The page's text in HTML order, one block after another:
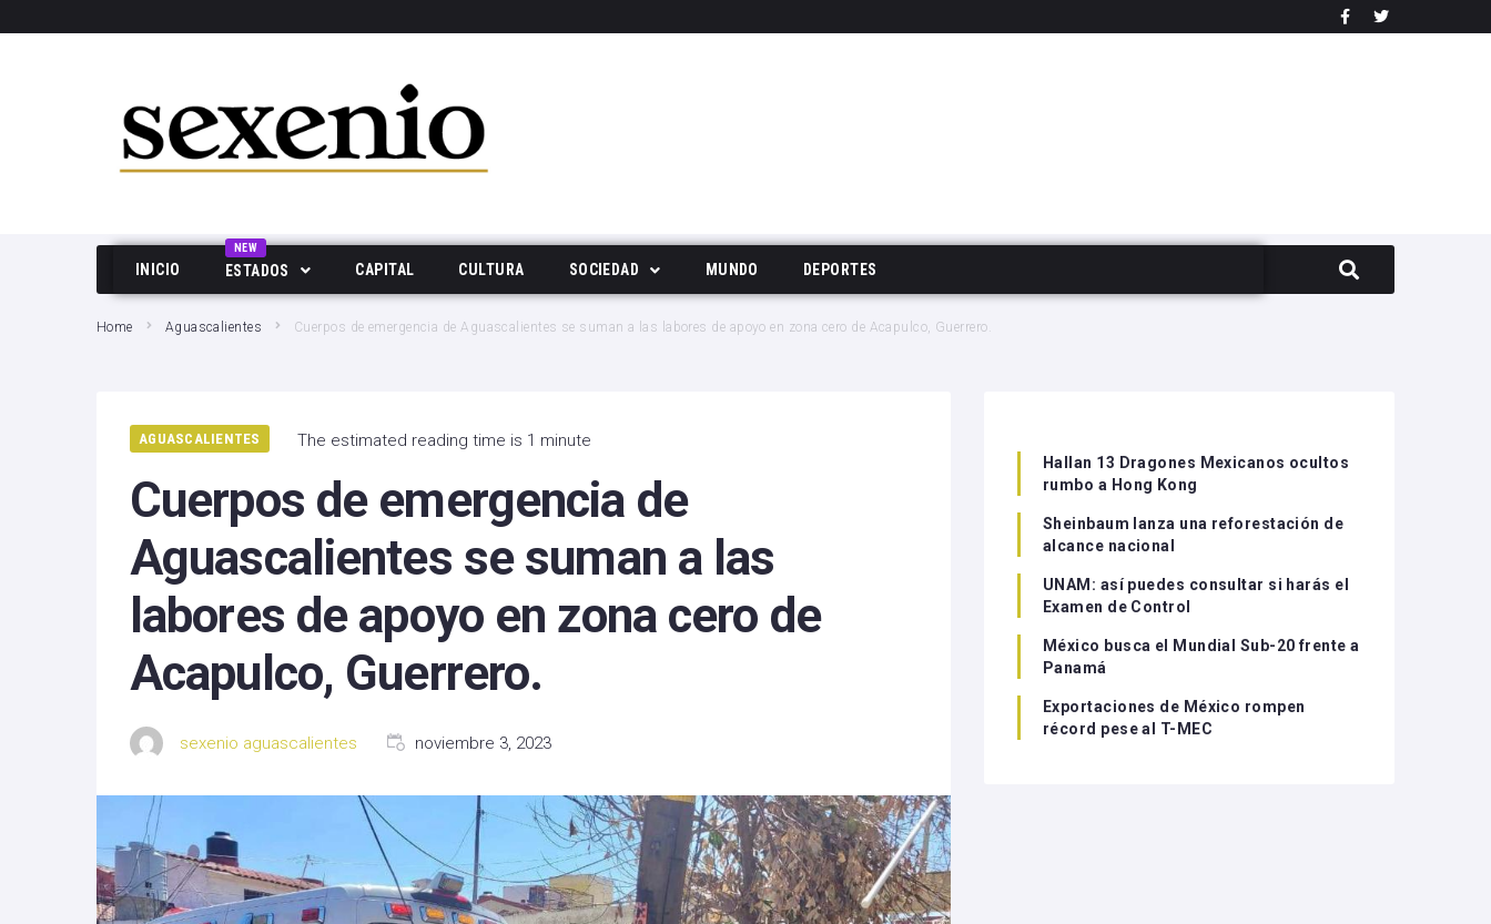
INICIO ESTADOS
NEW
Edo Mex
Hidalgo
Nuevo Leon
Oaxaca
CAPITAL CULTURA SOCIEDAD MUNDO DEPORTES
Home Aguascalientes Cuerpos de emergencia de Aguascalientes se suman a las labores de apoyo en zona cero de Acapulco, Guerrero.
AGUASCALIENTES The estimated reading time is 1 minute
Cuerpos de emergencia de
Aguascalientes se suman a las
labores de apoyo en zona cero de
Acapulco, Guerrero.
sexenio aguascalientes noviembre 3, 2023
Hallan 13 Dragones Mexicanos ocultos
rumbo a Hong Kong
Sheinbaum lanza una reforestación de
alcance nacional
UNAM: así puedes consultar si harás el
Examen de Control
México busca el Mundial Sub-20 frente a
Panamá
Exportaciones de México rompen
récord pese al T-MEC
SEARCH THIS WEBSITE